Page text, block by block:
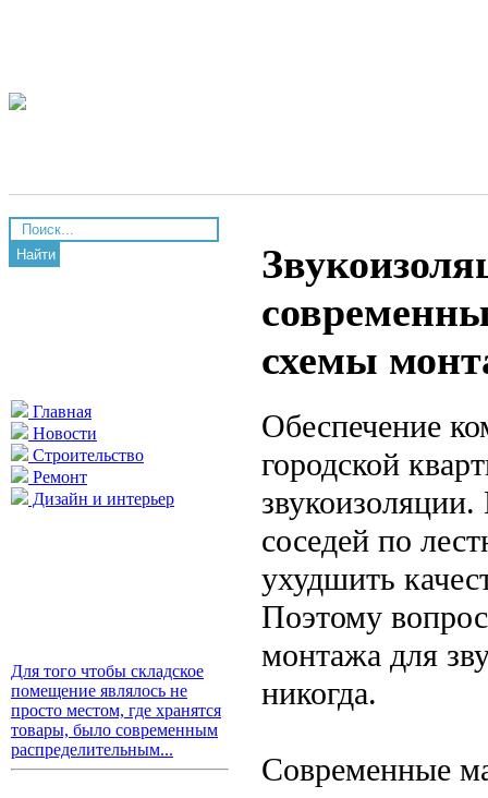
Найти
Главная
Новости
Строительство
Ремонт
Дизайн и интерьер
Для того чтобы складское
помещение являлось не
просто местом, где хранятся
товары, было современным
распределительным...
схемы
Обеспечение
городской
соседей по
ухудшить
Поэтому
монтажа для
никогда.
Современные